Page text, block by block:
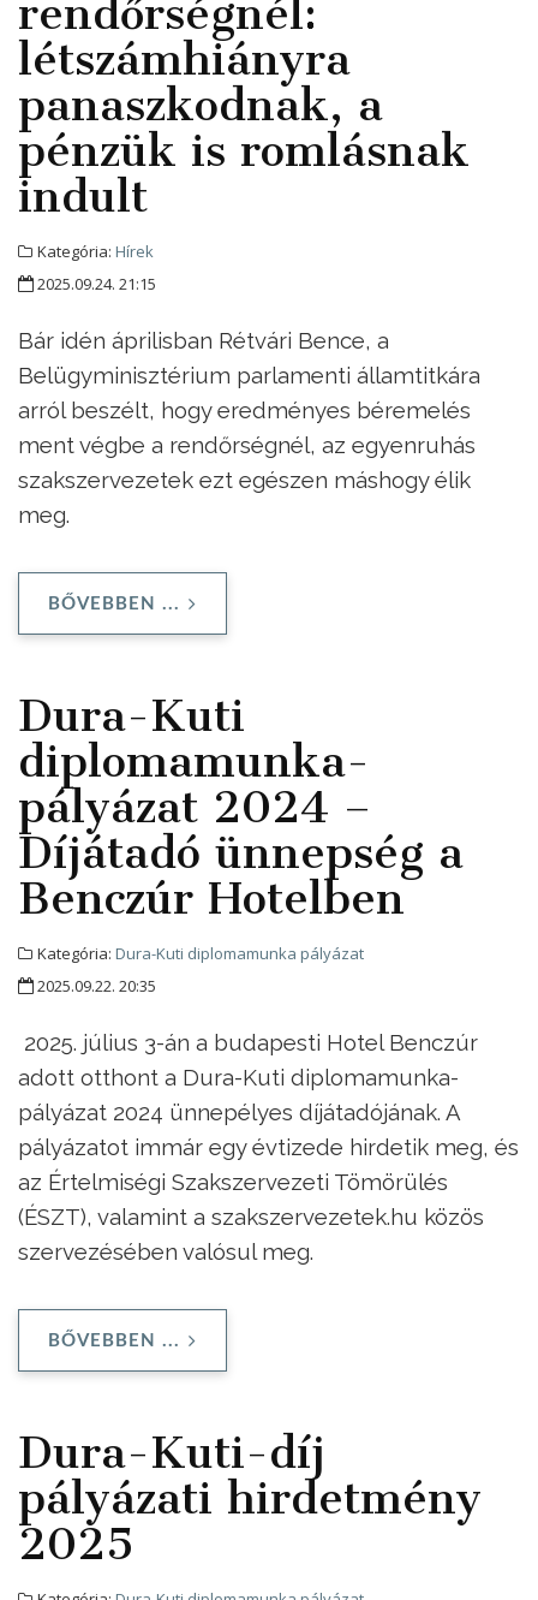
rendőrségnél:
létszámhiányra
panaszkodnak, a
pénzük is romlásnak
indult
Kategória: Hírek
2025.09.24. 21:15
Bár idén áprilisban Rétvári Bence, a
Belügyminisztérium parlamenti államtitkára
arról beszélt, hogy eredményes béremelés
ment végbe a rendőrségnél, az egyenruhás
szakszervezetek ezt egészen máshogy élik
meg.
BŐVEBBEN ...
Dura-Kuti
diplomamunka-
pályázat 2024 –
Díjátadó ünnepség a
Benczúr Hotelben
Kategória: Dura-Kuti diplomamunka pályázat
2025.09.22. 20:35
2025. július 3-án a budapesti Hotel Benczúr
adott otthont a Dura-Kuti diplomamunka-
pályázat 2024 ünnepélyes díjátadójának. A
pályázatot immár egy évtizede hirdetik meg, és
az Értelmiségi Szakszervezeti Tömörülés
(ÉSZT), valamint a szakszervezetek.hu közös
szervezésében valósul meg.
BŐVEBBEN ...
Dura-Kuti-díj
pályázati hirdetmény
2025